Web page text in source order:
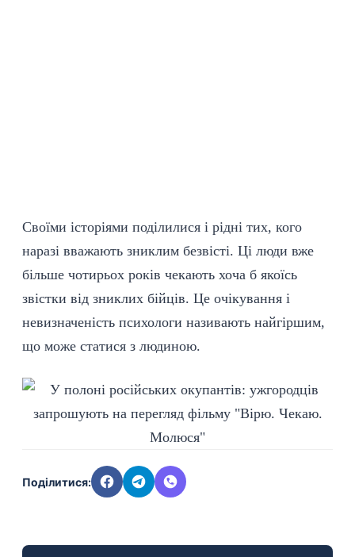
Своїми історіями поділилися і рідні тих, кого
наразі вважають зниклим безвісті. Ці люди вже
більше чотирьох років чекають хоча б якоїсь
звістки від зниклих бійців. Це очікування і
невизначеність психологи називають найгіршим,
що може статися з людиною.
Поділитися: